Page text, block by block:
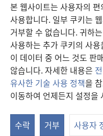
본 웹사이트는 사용자의
사용합니다. 일부 쿠키는
거부할 수 없습니다. 귀하
사용하는 추가 쿠키의 사
이 데이터 중 어느 것도 판
않습니다. 자세한 내용은
유사한 기술 사용 정책을
이동하여 언제든지 설정을
수락 거부 사용자
창
열기) JW 라이브러리
워치타워 라이브러리
Copyright© 2026 Watch Tower
이용 약관| 개인 정